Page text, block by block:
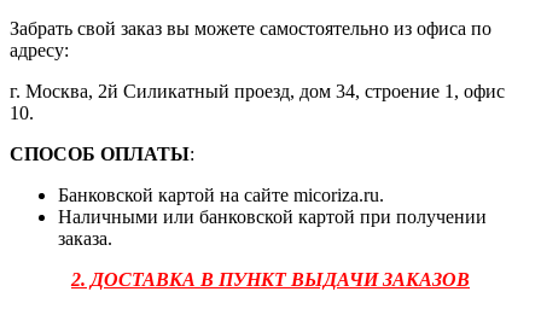
Забрать свой заказ вы можете самостоятельно из офиса по
адресу:
г. Москва, 2й Силикатный проезд, дом 34, строение 1, офис
10.
СПОСОБ ОПЛАТЫ:
Банковской картой на сайте micoriza.ru.
Наличными или банковской картой при получении
заказа.
2. ДОСТАВКА В ПУНКТ ВЫДАЧИ ЗАКАЗОВ